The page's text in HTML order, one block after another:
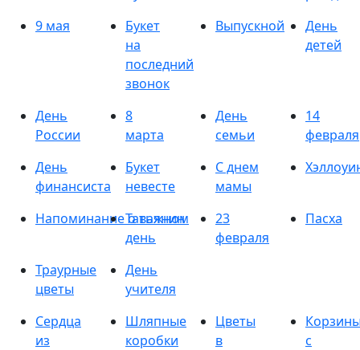
9 мая
Букет
на
последний
звонок
Выпускной
День
детей
День
России
8
марта
День
семьи
14
февраля
День
финансиста
Букет
невесте
С днем
мамы
Напоминание о важном
Татьянин
день
23
февраля
Пасха
Траурные
цветы
День
учителя
Сердца
из
Шляпные
коробки
Цветы
в
с